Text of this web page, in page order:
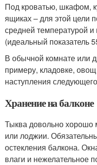
Под кроватью, шкафом,
ящиках – для этой цели
средней температурой
(идеальный показатель
В обычной комнате или
примеру, кладовке,
наступления
Хранение на балконе
Тыква довольно хорошо
или лоджии.
остекления балкона.
влаги и нежелательное